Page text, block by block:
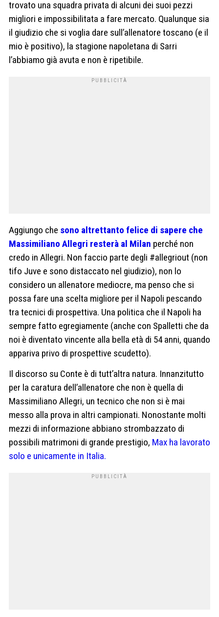
trovato una squadra privata di alcuni dei suoi pezzi
migliori e impossibilitata a fare mercato. Qualunque sia
il giudizio che si voglia dare sull’allenatore toscano (e il
mio è positivo), la stagione napoletana di Sarri
l’abbiamo già avuta e non è ripetibile.
Aggiungo che sono altrettanto felice di sapere che
Massimiliano Allegri resterà al Milan perché non
credo in Allegri. Non faccio parte degli #allegriout (non
tifo Juve e sono distaccato nel giudizio), non lo
considero un allenatore mediocre, ma penso che si
possa fare una scelta migliore per il Napoli pescando
tra tecnici di prospettiva. Una politica che il Napoli ha
sempre fatto egregiamente (anche con Spalletti che da
noi è diventato vincente alla bella età di 54 anni, quando
appariva privo di prospettive scudetto).
Il discorso su Conte è di tutt’altra natura. Innanzitutto
per la caratura dell’allenatore che non è quella di
Massimiliano Allegri, un tecnico che non si è mai
messo alla prova in altri campionati. Nonostante molti
mezzi di informazione abbiano strombazzato di
possibili matrimoni di grande prestigio, Max ha lavorato
solo e unicamente in Italia.